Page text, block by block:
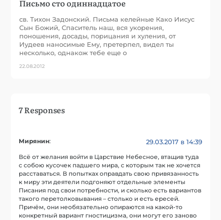
Письмо сто одиннадцатое
св. Тихон Задонский. Письма келейные Како Иисус
Сын Божий, Спаситель наш, вся укорения,
поношения, досады, порицания и хуления, от
Иудеев наносимые Ему, претерпел, видел ты
несколько, однакож тебе еще о
22.08.2012
7 Responses
Мирянин: 29.03.2017 в 14:39
Всё от желания войти в Царствие Небесное, втащив туда
с собою кусочек падшего мира, с которым так не хочется
расставаться. В попытках оправдать свою привязанность
к миру эти деятели подгоняют отдельные элементы
Писания под свои потребности, и сколько есть вариантов
такого перетолковывания – столько и есть ересей.
Причём, они необязательно опираются на какой-то
конкретный вариант гностицизма, они могут его заново